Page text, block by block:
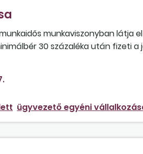
munkaviszonyban látja
30 százaléka után fizeti
az esetben lehetséges, hogy
ügyvezető egyéni